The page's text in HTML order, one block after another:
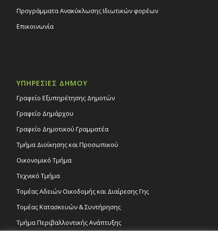
Προγράμματα Ανακύκλωσης Ιδιωτικών φορέων
Επικοινωνία
ΥΠΗΡΕΣΙΕΣ ΔΗΜΟΥ
Γραφείο Εξυπηρέτησης Δημοτών
Γραφείο Δημάρχου
Γραφείο Δημοτικού Γραμματέα
Τμήμα Διοίκησης και Προσωπικού
Οικονομικό Τμήμα
Τεχνικό Τμήμα
Τομέας Αδειών Οικοδομής και Διαίρεσης Γης
Τομέας Κατασκευών & Συντήρησης
Τμήμα Περιβαλλοντικής Ανάπτυξης